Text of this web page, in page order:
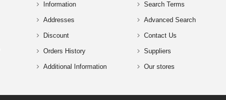
Information
Addresses
Discount
Orders History
Additional Information
Search Terms
Advanced Search
Contact Us
Suppliers
Our stores